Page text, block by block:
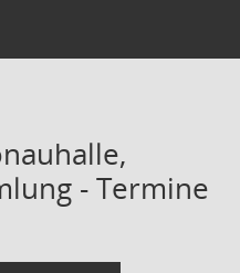
- Termine